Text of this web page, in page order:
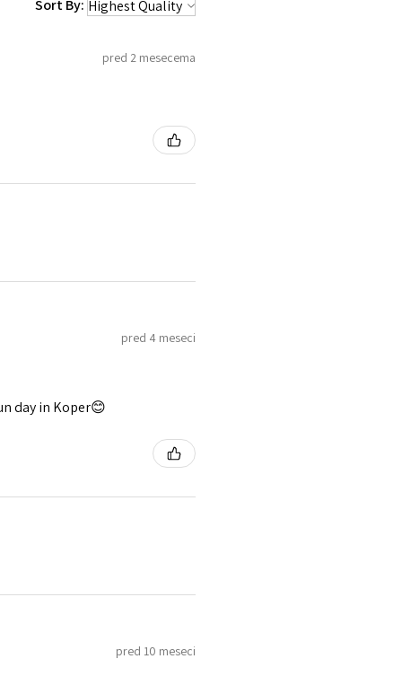
Sort By:
pred 2 mesecema
pred 4 meseci
day in Koper😊
pred 10 meseci